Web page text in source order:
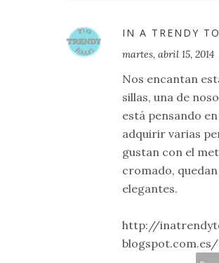
IN A TRENDY
martes, abril 15, 2014
Nos encantan
sillas, una de
está pensando en
adquirir varias
gustan con el
cromado, quedan
elegantes.
http://
blogspot.com.es/